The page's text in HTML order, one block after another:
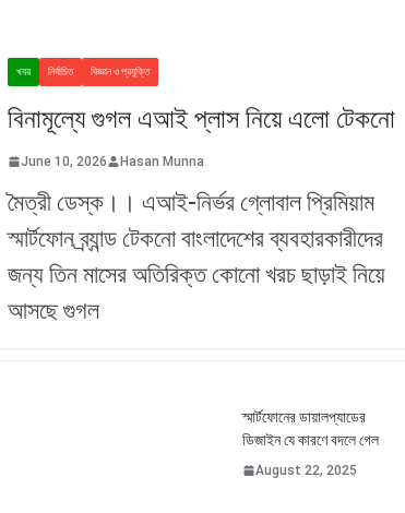
খবর নির্বাচিত বিজ্ঞান ও প্রযুক্তি
বিনামূল্যে গুগল এআই প্লাস নিয়ে এলো টেকনো
June 10, 2026 Hasan Munna
মৈত্রী ডেস্ক।। এআই-নির্ভর গ্লোবাল প্রিমিয়াম
স্মার্টফোন ব্র্যান্ড টেকনো বাংলাদেশের ব্যবহারকারীদের
জন্য তিন মাসের অতিরিক্ত কোনো খরচ ছাড়াই নিয়ে
আসছে গুগল
স্মার্টফোনের ডায়ালপ্যাডের
ডিজাইন যে কারণে বদলে গেল
August 22, 2025